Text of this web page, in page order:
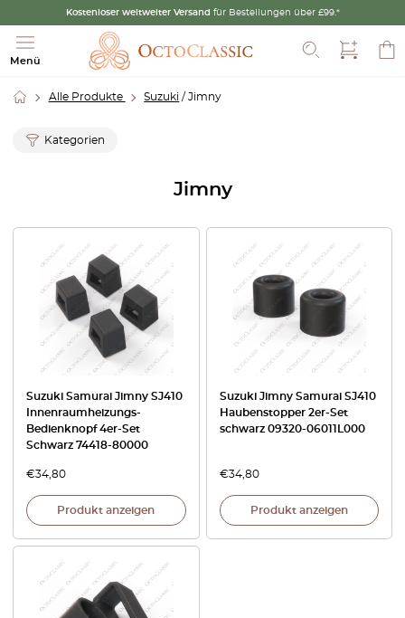
Kostenloser weltweiter Versand für Bestellungen über £99.*
Menü
Suche
Alle Produkte Suzuki / Jimny
Kategorien
Jimny
Suzuki Samurai Jimny SJ410
Innenraumheizungs-
Bedienknopf 4er-Set
Schwarz 74418-80000
€34,80
Produkt anzeigen
Suzuki Jimny Samurai SJ410
Haubenstopper 2er-Set
schwarz 09320-06011L000
€34,80
Produkt anzeigen